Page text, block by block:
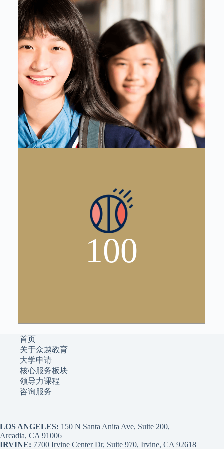
100
首页
关于众越教育
大学申请
核心服务板块
领导力课程
咨询服务
LOS ANGELES: 150 N Santa Anita Ave, Suite 200,
Arcadia, CA 91006
IRVINE: 7700 Irvine Center Dr, Suite 970, Irvine, CA 92618